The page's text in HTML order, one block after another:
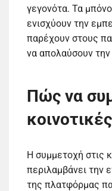
γεγονότα. Τα
ενισχύουν την
παρέχουν στους
να απολαύσουν την
Πώς να
Η συμμετοχή στις
περιλαμβάνει την
της πλατφόρμας